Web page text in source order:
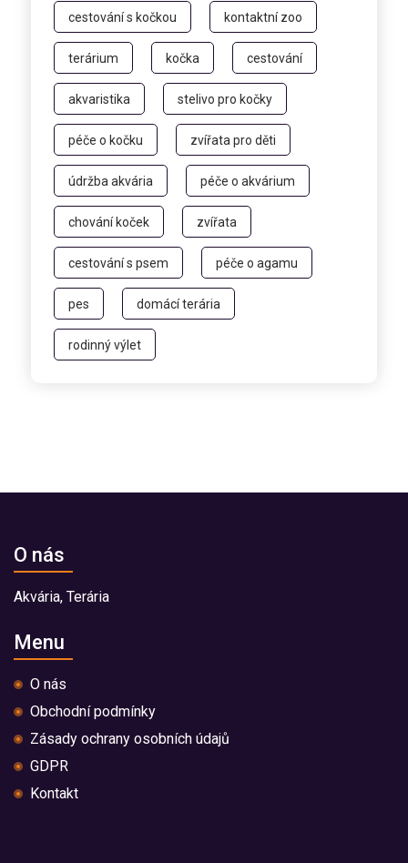
cestování s kočkou kontaktní zoo
terárium kočka cestování
akvaristika stelivo pro kočky
péče o kočku zvířata pro děti
údržba akvária péče o akvárium
chování koček zvířata
cestování s psem péče o agamu
pes domácí terária
rodinný výlet
O nás
Akvária, Terária
Menu
O nás
Obchodní podmínky
Zásady ochrany osobních údajů
GDPR
Kontakt